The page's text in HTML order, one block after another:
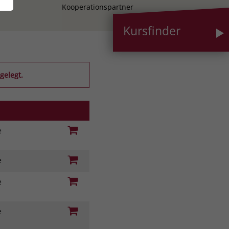
Kooperationspartner
Kursfinder